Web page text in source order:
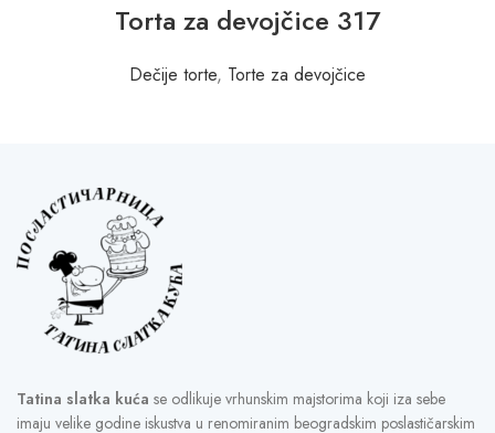
Torta za devojčice 317
Dečije torte, Torte za devojčice
Tatina slatka kuća se odlikuje vrhunskim majstorima koji iza sebe
imaju velike godine iskustva u renomiranim beogradskim poslastičarskim